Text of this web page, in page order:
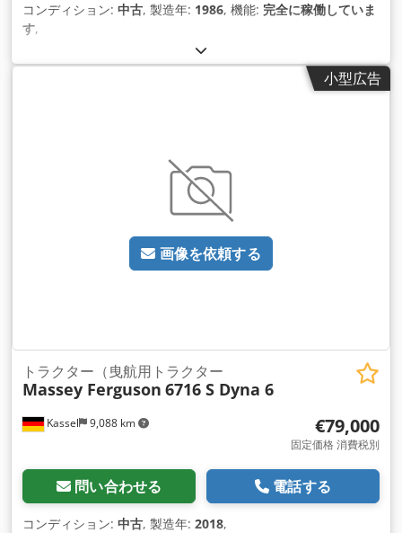
コンディション: 中古, 製造年: 1986, 機能: 完全に稼働していま
す,
小型広告
画像を依頼する
Kassel 9,088 km
トラクター（曳航用トラクター
Massey Ferguson 6716 S Dyna 6
€79,000
固定価格 消費税別
問い合わせる 電話する
コンディション: 中古, 製造年: 2018,